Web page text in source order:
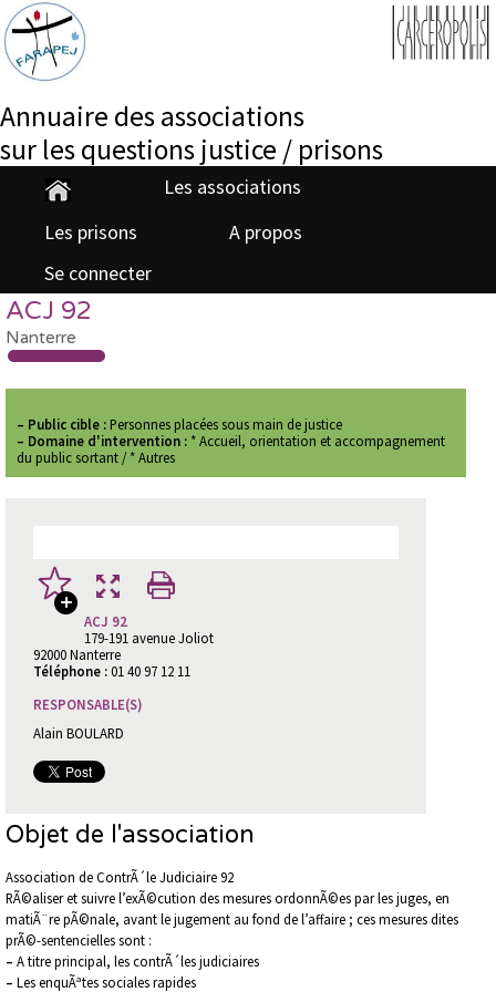
Annuaire des associations
sur les questions justice / prisons
Les associations
Les prisons
A propos
Se connecter
ACJ 92
179-191 avenue Joliot
92000 Nanterre
Téléphone :01 40 97 12 11
RESPONSABLE(S)
Alain BOULARD
ACJ 92
Nanterre
– Public cible :Personnes placées sous main de justice
– Domaine d'intervention : * Accueil, orientation et accompagnement
du public sortant / * Autres
Objet de l'association
Association de ContrÃ´le Judiciaire 92
RÃ©aliser et suivre l’exÃ©cution des mesures ordonnÃ©es par les juges, en
matiÃ¨re pÃ©nale, avant le jugement au fond de l’affaire ; ces mesures dites
prÃ©-sentencielles sont :
– A titre principal, les contrÃ´les judiciaires
– Les enquÃªtes sociales rapides